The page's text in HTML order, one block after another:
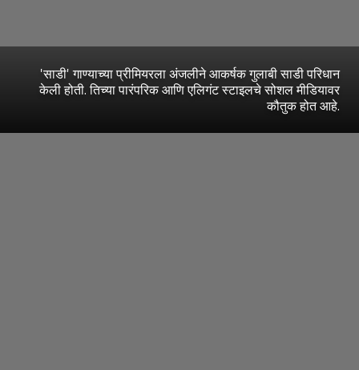
'साडी' गाण्याच्या प्रीमियरला अंजलीने आकर्षक गुलाबी साडी परिधान
केली होती. तिच्या पारंपरिक आणि एलिगंट स्टाइलचे सोशल मीडियावर
कौतुक होत आहे.